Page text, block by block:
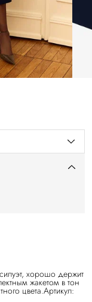
хорошо держит
жакетом в тон
цвета.Артикул: